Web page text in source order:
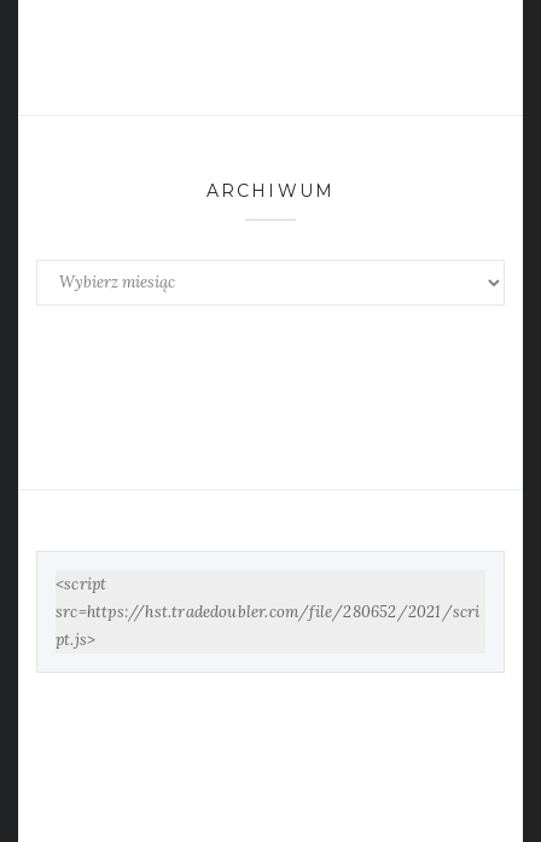
ARCHIWUM
Archiwum
<script
src=https://hst.tradedoubler.com/file/280652/2021/scri
pt.js>